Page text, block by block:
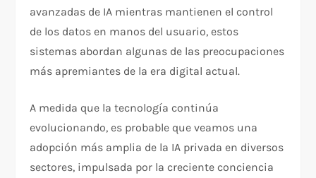
avanzadas de IA mientras mantienen el control
de los datos en manos del usuario, estos
sistemas abordan algunas de las preocupaciones
más apremiantes de la era digital actual.
A medida que la tecnología continúa
evolucionando, es probable que veamos una
adopción más amplia de la IA privada en diversos
sectores, impulsada por la creciente conciencia